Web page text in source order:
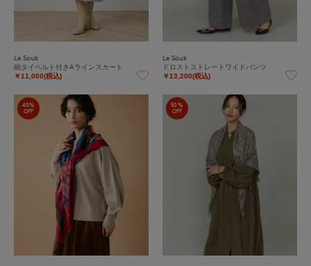
Le Souk
細タイベルト付きAラインスカート
￥11,000(税込)
Le Souk
ドロストストレートワイドパンツ
￥13,200(税込)
40%
OFF
50%
OFF